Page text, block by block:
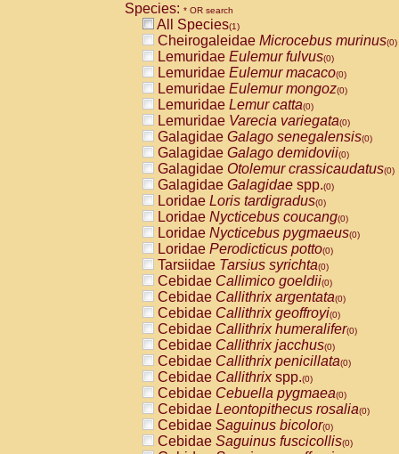
Species: * OR search
All Species(1)
Cheirogaleidae Microcebus murinus(0)
Lemuridae Eulemur fulvus(0)
Lemuridae Eulemur macaco(0)
Lemuridae Eulemur mongoz(0)
Lemuridae Lemur catta(0)
Lemuridae Varecia variegata(0)
Galagidae Galago senegalensis(0)
Galagidae Galago demidovii(0)
Galagidae Otolemur crassicaudatus(0)
Galagidae Galagidae spp.(0)
Loridae Loris tardigradus(0)
Loridae Nycticebus coucang(0)
Loridae Nycticebus pygmaeus(0)
Loridae Perodicticus potto(0)
Tarsiidae Tarsius syrichta(0)
Cebidae Callimico goeldii(0)
Cebidae Callithrix argentata(0)
Cebidae Callithrix geoffroyi(0)
Cebidae Callithrix humeralifer(0)
Cebidae Callithrix jacchus(0)
Cebidae Callithrix penicillata(0)
Cebidae Callithrixspp.(0)
Cebidae Cebuella pygmaea(0)
Cebidae Leontopithecus rosalia(0)
Cebidae Saguinus bicolor(0)
Cebidae Saguinus fuscicollis(0)